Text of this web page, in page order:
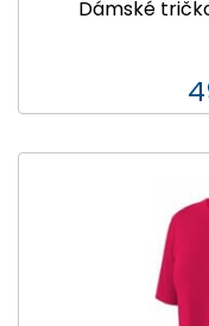
Dámské